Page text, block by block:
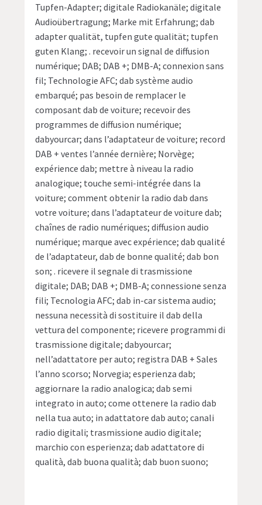
Tupfen-Adapter; digitale Radiokanäle; digitale
Audioübertragung; Marke mit Erfahrung; dab
adapter qualität, tupfen gute qualität; tupfen
guten Klang; . recevoir un signal de diffusion
numérique; DAB; DAB +; DMB-A; connexion sans
fil; Technologie AFC; dab système audio
embarqué; pas besoin de remplacer le
composant dab de voiture; recevoir des
programmes de diffusion numérique;
dabyourcar; dans l’adaptateur de voiture; record
DAB + ventes l’année dernière; Norvège;
expérience dab; mettre à niveau la radio
analogique; touche semi-intégrée dans la
voiture; comment obtenir la radio dab dans
votre voiture; dans l’adaptateur de voiture dab;
chaînes de radio numériques; diffusion audio
numérique; marque avec expérience; dab qualité
de l’adaptateur, dab de bonne qualité; dab bon
son; . ricevere il segnale di trasmissione
digitale; DAB; DAB +; DMB-A; connessione senza
fili; Tecnologia AFC; dab in-car sistema audio;
nessuna necessità di sostituire il dab della
vettura del componente; ricevere programmi di
trasmissione digitale; dabyourcar;
nell’adattatore per auto; registra DAB + Sales
l’anno scorso; Norvegia; esperienza dab;
aggiornare la radio analogica; dab semi
integrato in auto; come ottenere la radio dab
nella tua auto; in adattatore dab auto; canali
radio digitali; trasmissione audio digitale;
marchio con esperienza; dab adattatore di
qualità, dab buona qualità; dab buon suono;